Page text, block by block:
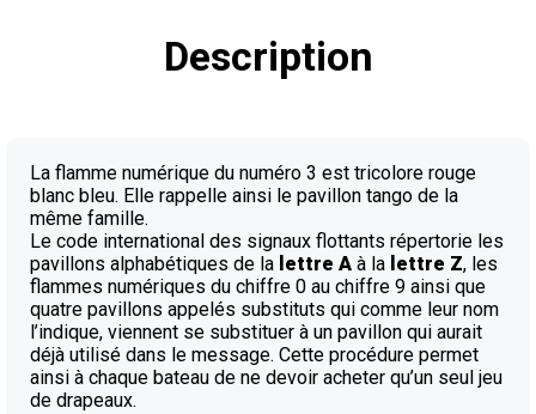
Description
La flamme numérique du numéro 3 est tricolore rouge
blanc bleu. Elle rappelle ainsi le pavillon tango de la
même famille.
Le code international des signaux flottants répertorie les
pavillons alphabétiques de la lettre A à la lettre Z, les
flammes numériques du chiffre 0 au chiffre 9 ainsi que
quatre pavillons appelés substituts qui comme leur nom
l’indique, viennent se substituer à un pavillon qui aurait
déjà utilisé dans le message. Cette procédure permet
ainsi à chaque bateau de ne devoir acheter qu’un seul jeu
de drapeaux.